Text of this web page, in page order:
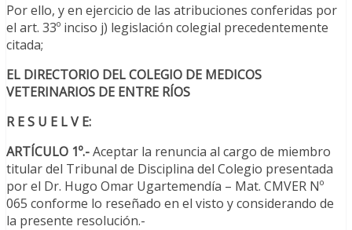
Por ello, y en ejercicio de las atribuciones conferidas por
el art. 33º inciso j) legislación colegial precedentemente
citada;
EL DIRECTORIO DEL COLEGIO DE MEDICOS
VETERINARIOS DE ENTRE RÍOS
R E S U E L V E:
ARTÍCULO 1º.-Aceptar la renuncia al cargo de miembro
titular del Tribunal de Disciplina del Colegio presentada
por el Dr. Hugo Omar Ugartemendía – Mat. CMVER Nº
065 conforme lo reseñado en el visto y considerando de
la presente resolución.-